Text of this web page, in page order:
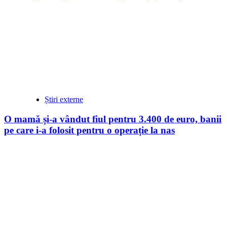
Știri externe
O mamă și-a vândut fiul pentru 3.400 de euro, banii
pe care i-a folosit pentru o operație la nas